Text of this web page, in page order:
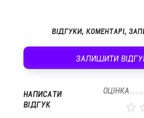
ВІДГУКИ, КОМЕНТАРІ,
ЗАЛИШИТИ
НАПИСАТИ
ВІДГУК
ОЦІНКА